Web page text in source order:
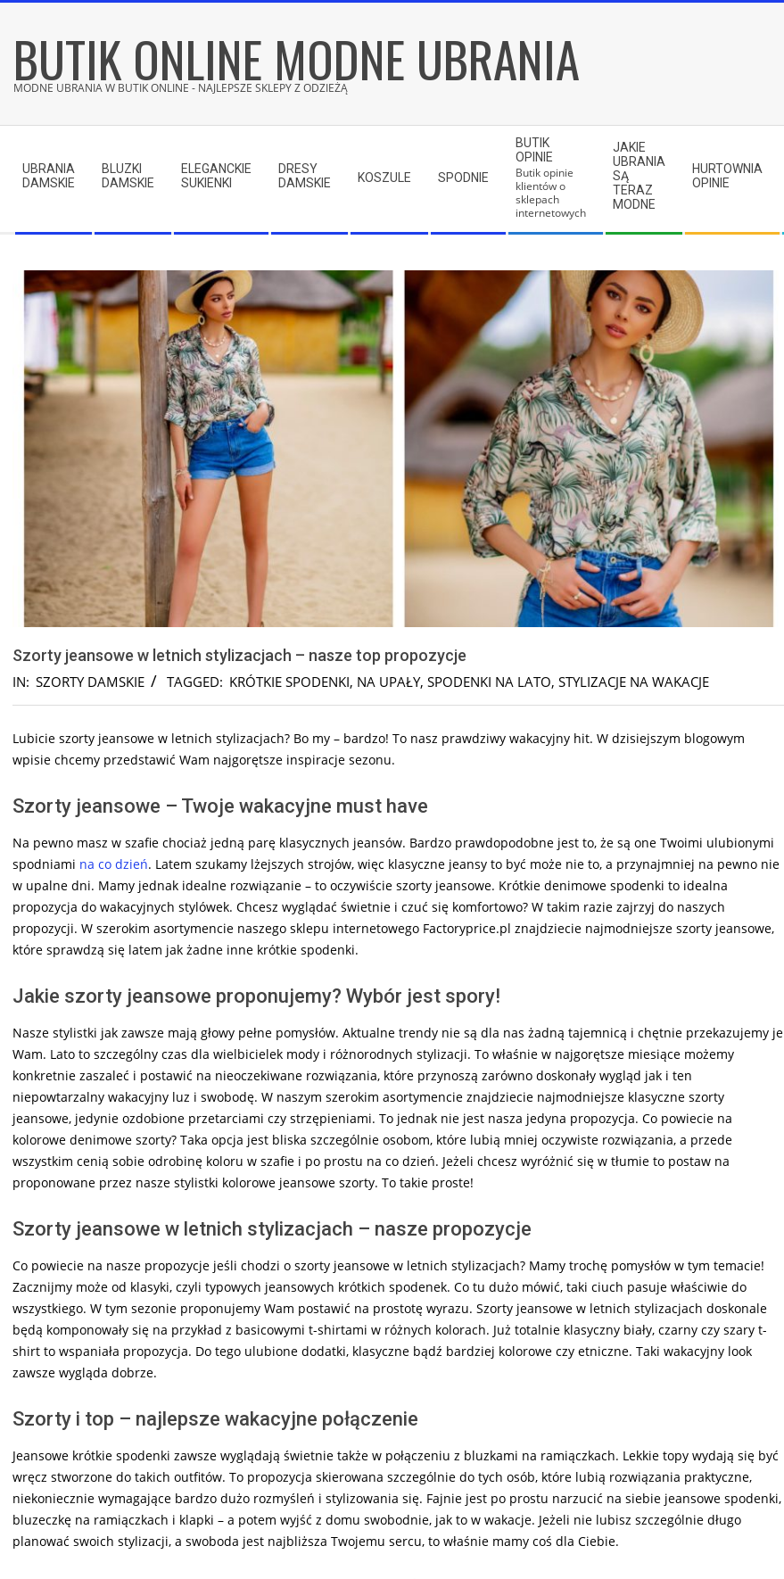
contentBUTIK ONLINE MODNE UBRANIA
MODNE UBRANIA W BUTIK ONLINE - NAJLEPSZE SKLEPY Z ODZIEŻĄ
Menu
UBRANIA
DAMSKIE
BLUZKI
DAMSKIE
ELEGANCKIE
SUKIENKI
DRESY
DAMSKIE
KOSZULE SPODNIE
BUTIK
OPINIE
Butik opinie
klientów o
sklepach
internetowych
JAKIE
UBRANIA
SĄ
TERAZ
MODNE
HURTOWNIA
OPINIE
Szorty jeansowe w letnich stylizacjach – nasze top propozycje
IN: SZORTY DAMSKIE TAGGED: KRÓTKIE SPODENKI, NA UPAŁY, SPODENKI NA LATO, STYLIZACJE NA WAKACJE
Lubicie szorty jeansowe w letnich stylizacjach? Bo my – bardzo! To nasz prawdziwy wakacyjny hit. W dzisiejszym blogowym
wpisie chcemy przedstawić Wam najgorętsze inspiracje sezonu.
Szorty jeansowe – Twoje wakacyjne must have
Na pewno masz w szafie chociaż jedną parę klasycznych jeansów. Bardzo prawdopodobne jest to, że są one Twoimi ulubionymi
spodniami na co dzień. Latem szukamy lżejszych strojów, więc klasyczne jeansy to być może nie to, a przynajmniej na pewno nie
w upalne dni. Mamy jednak idealne rozwiązanie – to oczywiście szorty jeansowe. Krótkie denimowe spodenki to idealna
propozycja do wakacyjnych stylówek. Chcesz wyglądać świetnie i czuć się komfortowo? W takim razie zajrzyj do naszych
propozycji. W szerokim asortymencie naszego sklepu internetowego Factoryprice.pl znajdziecie najmodniejsze szorty jeansowe,
które sprawdzą się latem jak żadne inne krótkie spodenki.
Jakie szorty jeansowe proponujemy? Wybór jest spory!
Nasze stylistki jak zawsze mają głowy pełne pomysłów. Aktualne trendy nie są dla nas żadną tajemnicą i chętnie przekazujemy je
Wam. Lato to szczególny czas dla wielbicielek mody i różnorodnych stylizacji. To właśnie w najgorętsze miesiące możemy
konkretnie zaszaleć i postawić na nieoczekiwane rozwiązania, które przynoszą zarówno doskonały wygląd jak i ten
niepowtarzalny wakacyjny luz i swobodę. W naszym szerokim asortymencie znajdziecie najmodniejsze klasyczne szorty
jeansowe, jedynie ozdobione przetarciami czy strzępieniami. To jednak nie jest nasza jedyna propozycja. Co powiecie na
kolorowe denimowe szorty? Taka opcja jest bliska szczególnie osobom, które lubią mniej oczywiste rozwiązania, a przede
wszystkim cenią sobie odrobinę koloru w szafie i po prostu na co dzień. Jeżeli chcesz wyróżnić się w tłumie to postaw na
proponowane przez nasze stylistki kolorowe jeansowe szorty. To takie proste!
Szorty jeansowe w letnich stylizacjach – nasze propozycje
Co powiecie na nasze propozycje jeśli chodzi o szorty jeansowe w letnich stylizacjach? Mamy trochę pomysłów w tym temacie!
Zacznijmy może od klasyki, czyli typowych jeansowych krótkich spodenek. Co tu dużo mówić, taki ciuch pasuje właściwie do
wszystkiego. W tym sezonie proponujemy Wam postawić na prostotę wyrazu. Szorty jeansowe w letnich stylizacjach doskonale
będą komponowały się na przykład z basicowymi t-shirtami w różnych kolorach. Już totalnie klasyczny biały, czarny czy szary t-
shirt to wspaniała propozycja. Do tego ulubione dodatki, klasyczne bądź bardziej kolorowe czy etniczne. Taki wakacyjny look
zawsze wygląda dobrze.
Szorty i top – najlepsze wakacyjne połączenie
Jeansowe krótkie spodenki zawsze wyglądają świetnie także w połączeniu z bluzkami na ramiączkach. Lekkie topy wydają się być
wręcz stworzone do takich outfitów. To propozycja skierowana szczególnie do tych osób, które lubią rozwiązania praktyczne,
niekoniecznie wymagające bardzo dużo rozmyśleń i stylizowania się. Fajnie jest po prostu narzucić na siebie jeansowe spodenki,
bluzeczkę na ramiączkach i klapki – a potem wyjść z domu swobodnie, jak to w wakacje. Jeżeli nie lubisz szczególnie długo
planować swoich stylizacji, a swoboda jest najbliższa Twojemu sercu, to właśnie mamy coś dla Ciebie.